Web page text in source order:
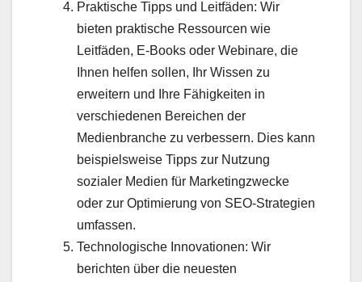
Praktische Tipps und Leitfäden: Wir
bieten praktische Ressourcen wie
Leitfäden, E-Books oder Webinare, die
Ihnen helfen sollen, Ihr Wissen zu
erweitern und Ihre Fähigkeiten in
verschiedenen Bereichen der
Medienbranche zu verbessern. Dies kann
beispielsweise Tipps zur Nutzung
sozialer Medien für Marketingzwecke
oder zur Optimierung von SEO-Strategien
umfassen.
Technologische Innovationen: Wir
berichten über die neuesten